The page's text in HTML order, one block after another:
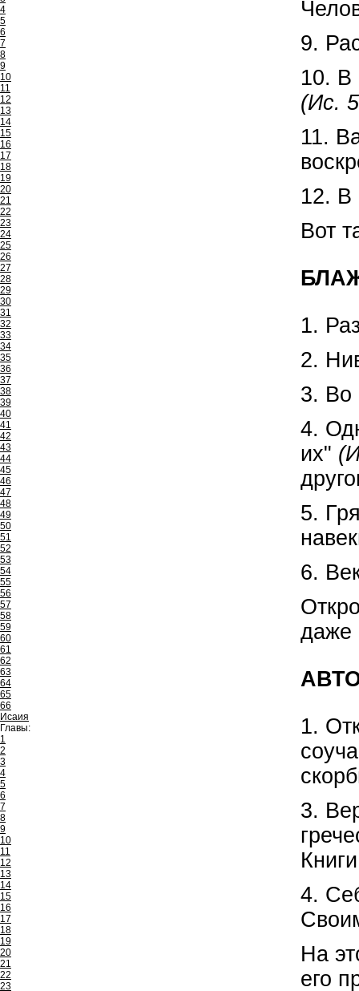
4
5
6
7
8
9
10
11
12
13
14
15
16
17
18
19
20
21
22
23
24
25
26
27
28
29
30
31
32
33
34
35
36
37
38
39
40
41
42
43
44
45
46
47
48
49
50
51
52
53
54
55
56
57
58
59
60
61
62
63
64
65
66
Исаия
Главы:
1
2
3
4
5
6
7
8
9
10
11
12
13
14
15
16
17
18
19
20
21
22
23
9.
10. В
(Ис.
11.
12. В
Вот
1.
2.
3. Во
4.
их"
5.
6.
даже
1.
3.
4.
На
его